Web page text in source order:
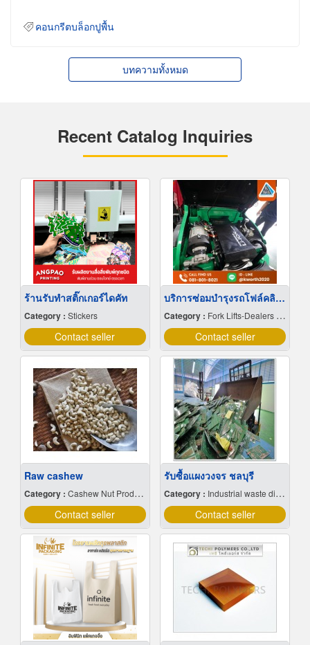
คอนกรีตบล็อกปูพื้น
บทความทั้งหมด
Recent Catalog Inquiries
ร้านรับทำสติ๊กเกอร์ไดคัท
Category : Stickers
Contact seller
บริการซ่อมบำรุงรถโฟล์คลิฟท์
Category : Fork Lifts-Dealers & Service
Contact seller
Raw cashew
Category : Cashew Nut Producers & Distributors
Contact seller
รับซื้อแผงวงจร ชลบุรี
Category : Industrial waste disposal
Contact seller